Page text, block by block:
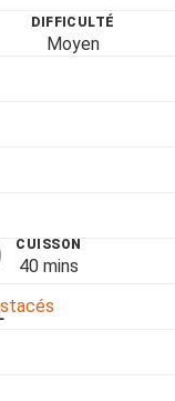
DIFFICULTÉ
Moyen
CUISSON
40 mins